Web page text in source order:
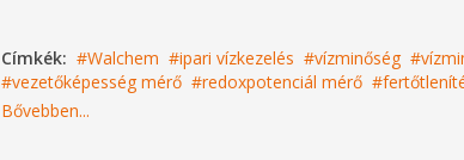
Címkék: Walchem ipari vízkezelés vízminőség
vezetőképesség mérő
redoxpotenciál mérő
Bővebben...